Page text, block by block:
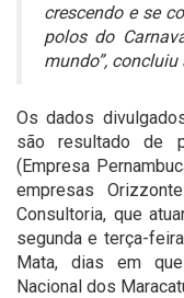
crescendo e se
polos do
mundo”,
Os dados
são resultado de
(Empresa
empresas
Consultoria, que
segunda e terça-
Mata, dias em
Nacional dos